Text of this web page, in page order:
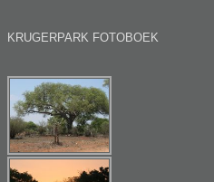
KRUGERPARK FOTOBOEK